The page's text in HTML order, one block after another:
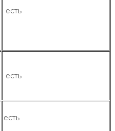
есть
есть
есть